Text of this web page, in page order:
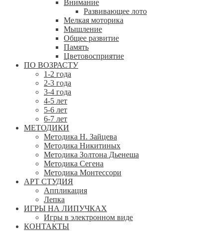
Внимание
Развивающее лото
Мелкая моторика
Мышление
Общее развитие
Память
Цветовосприятие
ПО ВОЗРАСТУ
1-2 года
2-3 года
3-4 года
4-5 лет
5-6 лет
6-7 лет
МЕТОДИКИ
Методика Н. Зайцева
Методика Никитиных
Методика Золтона Дьенеша
Методика Сегена
Методика Монтессори
АРТ СТУДИЯ
Аппликация
Лепка
ИГРЫ НА ЛИПУЧКАХ
Игры в электронном виде
КОНТАКТЫ